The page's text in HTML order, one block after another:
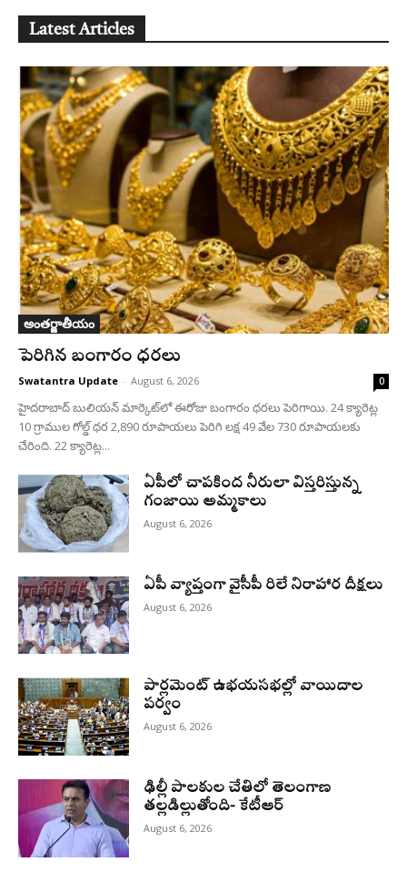
Latest Articles
అంతర్జాతీయం
పెరిగిన బంగారం ధరలు
Swatantra Update - August 6, 2026 0
హైదరాబాద్ బులియన్‌ మార్కెట్‌లో ఈరోజు బంగారం ధరలు పెరిగాయి. 24 క్యారెట్ల
10 గ్రాముల గోల్డ్‌ ధర 2,890 రూపాయలు పెరిగి లక్ష 49 వేల 730 రూపాయలకు
చేరింది. 22 క్యారెట్ల...
ఏపీలో చాపకింద నీరులా విస్తరిస్తున్న
గంజాయి అమ్మకాలు
August 6, 2026
ఏపీ వ్యాప్తంగా వైసీపీ రిలే నిరాహార దీక్షలు
August 6, 2026
పార్లమెంట్ ఉభయసభల్లో వాయిదాల
పర్వం
August 6, 2026
ఢిల్లీ పాలకుల చేతిలో తెలంగాణ
తల్లడిల్లుతోంది- కేటీఆర్
August 6, 2026